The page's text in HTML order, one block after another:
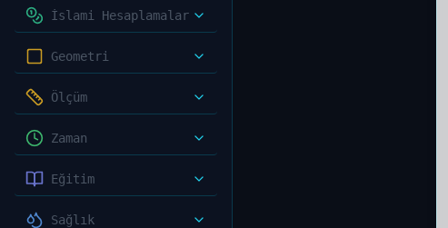
İslami Hesaplamalar
Geometri
Ölçüm
Zaman
Eğitim
Sağlık